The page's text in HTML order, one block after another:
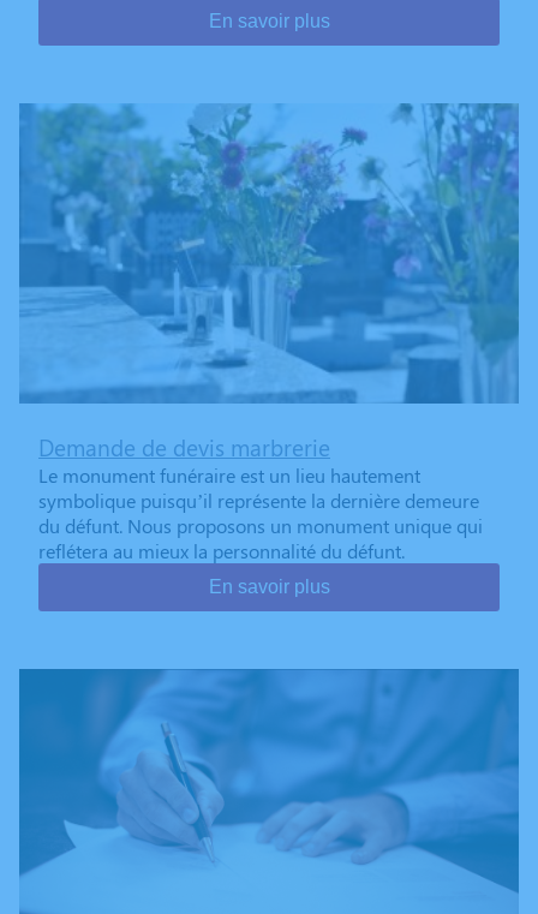
En savoir plus
Demande de devis marbrerie
Le monument funéraire est un lieu hautement
symbolique puisqu’il représente la dernière demeure
du défunt. Nous proposons un monument unique qui
reflétera au mieux la personnalité du défunt.
En savoir plus